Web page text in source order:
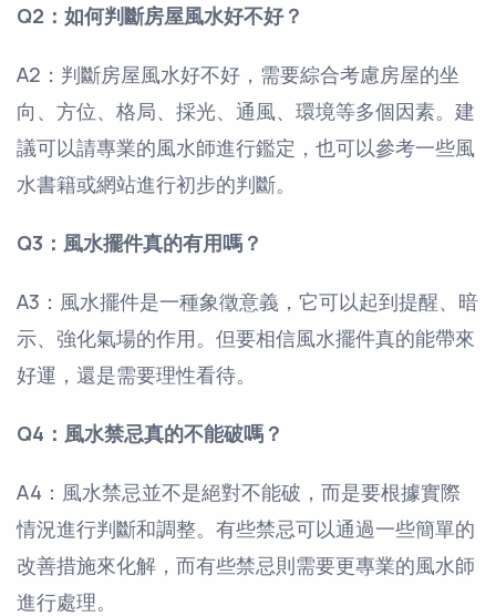
Q2：如何判斷房屋風水好不好？
A2：判斷房屋風水好不好，需要綜合考慮房屋的坐
向、方位、格局、採光、通風、環境等多個因素。建
議可以請專業的風水師進行鑑定，也可以參考一些風
水書籍或網站進行初步的判斷。
Q3：風水擺件真的有用嗎？
A3：風水擺件是一種象徵意義，它可以起到提醒、暗
示、強化氣場的作用。但要相信風水擺件真的能帶來
好運，還是需要理性看待。
Q4：風水禁忌真的不能破嗎？
A4：風水禁忌並不是絕對不能破，而是要根據實際
情況進行判斷和調整。有些禁忌可以通過一些簡單的
改善措施來化解，而有些禁忌則需要更專業的風水師
進行處理。